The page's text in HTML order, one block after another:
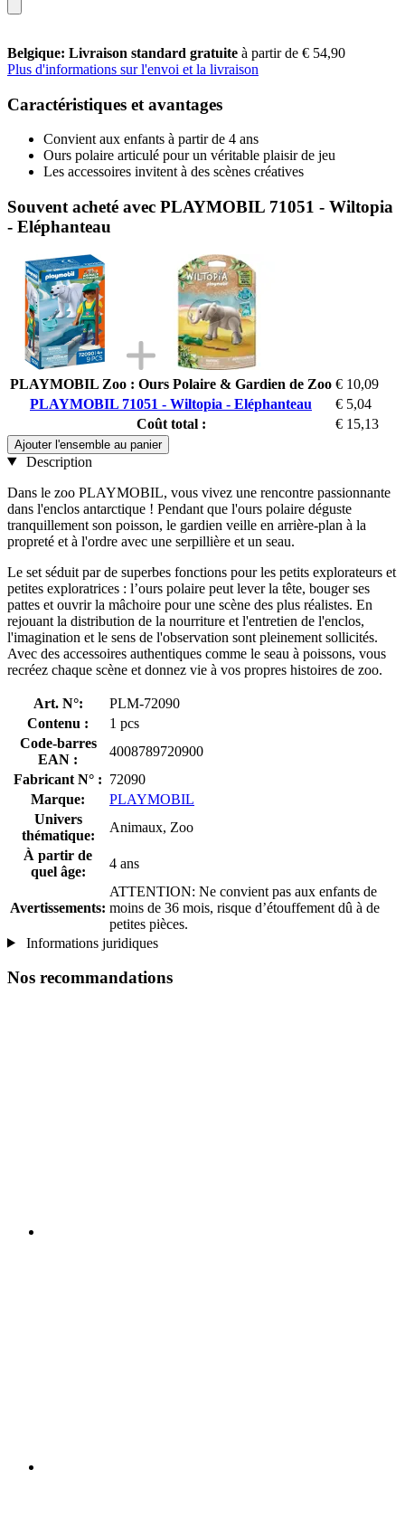
Belgique: Livraison standard gratuite à partir de € 54,90
Plus d'informations sur l'envoi et la livraison
Caractéristiques et avantages
Convient aux enfants à partir de 4 ans
Ours polaire articulé pour un véritable plaisir de jeu
Les accessoires invitent à des scènes créatives
Souvent acheté avec PLAYMOBIL 71051 - Wiltopia
- Eléphanteau
PLAYMOBIL Zoo : Ours Polaire & Gardien de Zoo € 10,09
PLAYMOBIL 71051 - Wiltopia - Eléphanteau
€ 5,04
Coût total :
€ 15,13
Ajouter l'ensemble au panier
Description
Dans le zoo PLAYMOBIL, vous vivez une rencontre passionnante
dans l'enclos antarctique ! Pendant que l'ours polaire déguste
tranquillement son poisson, le gardien veille en arrière-plan à la
propreté et à l'ordre avec une serpillière et un seau.
Le set séduit par de superbes fonctions pour les petits explorateurs et
petites exploratrices : l’ours polaire peut lever la tête, bouger ses
pattes et ouvrir la mâchoire pour une scène des plus réalistes. En
rejouant la distribution de la nourriture et l'entretien de l'enclos,
l'imagination et le sens de l'observation sont pleinement sollicités.
Avec des accessoires authentiques comme le seau à poissons, vous
recréez chaque scène et donnez vie à vos propres histoires de zoo.
Art. N°:
PLM-72090
Contenu :
1 pcs
Code-barres
EAN :
4008789720900
Fabricant N° : 72090
Marque:
PLAYMOBIL
Univers
thématique:
Animaux, Zoo
À partir de
quel âge:
4 ans
Avertissements:
ATTENTION: Ne convient pas aux enfants de
moins de 36 mois, risque d’étouffement dû à de
petites pièces.
Informations juridiques
Nos recommandations